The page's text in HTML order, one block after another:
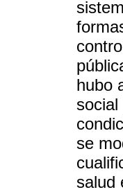
hubo
se
salud